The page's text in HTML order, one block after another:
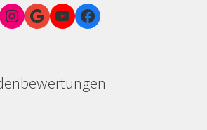
Instagram
Google Link zum FunShop WienYouTubeFacebook